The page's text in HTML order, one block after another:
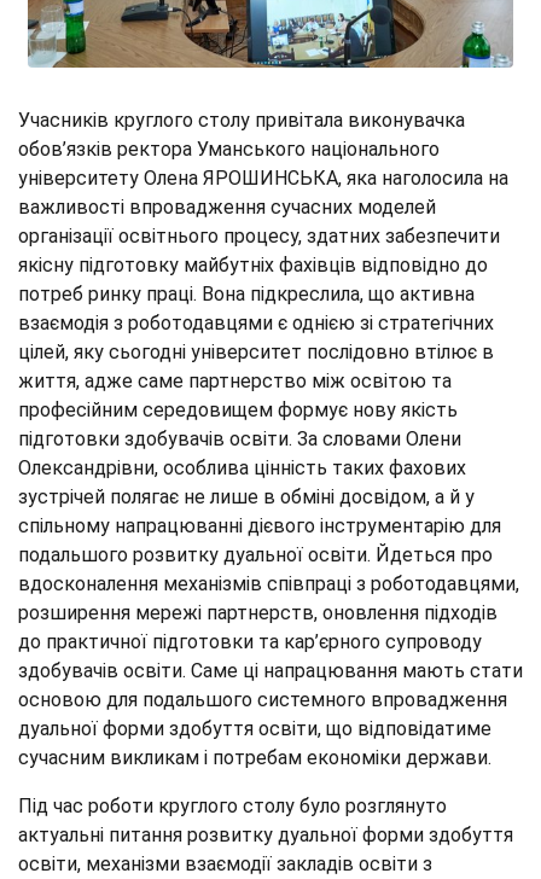
Учасників круглого столу привітала виконувачка
обов’язків ректора Уманського національного
університету Олена ЯРОШИНСЬКА, яка наголосила на
важливості впровадження сучасних моделей
організації освітнього процесу, здатних забезпечити
якісну підготовку майбутніх фахівців відповідно до
потреб ринку праці. Вона підкреслила, що активна
взаємодія з роботодавцями є однією зі стратегічних
цілей, яку сьогодні університет послідовно втілює в
життя, адже саме партнерство між освітою та
професійним середовищем формує нову якість
підготовки здобувачів освіти. За словами Олени
Олександрівни, особлива цінність таких фахових
зустрічей полягає не лише в обміні досвідом, а й у
спільному напрацюванні дієвого інструментарію для
подальшого розвитку дуальної освіти. Йдеться про
вдосконалення механізмів співпраці з роботодавцями,
розширення мережі партнерств, оновлення підходів
до практичної підготовки та кар’єрного супроводу
здобувачів освіти. Саме ці напрацювання мають стати
основою для подальшого системного впровадження
дуальної форми здобуття освіти, що відповідатиме
сучасним викликам і потребам економіки держави.
Під час роботи круглого столу було розглянуто
актуальні питання розвитку дуальної форми здобуття
освіти, механізми взаємодії закладів освіти з